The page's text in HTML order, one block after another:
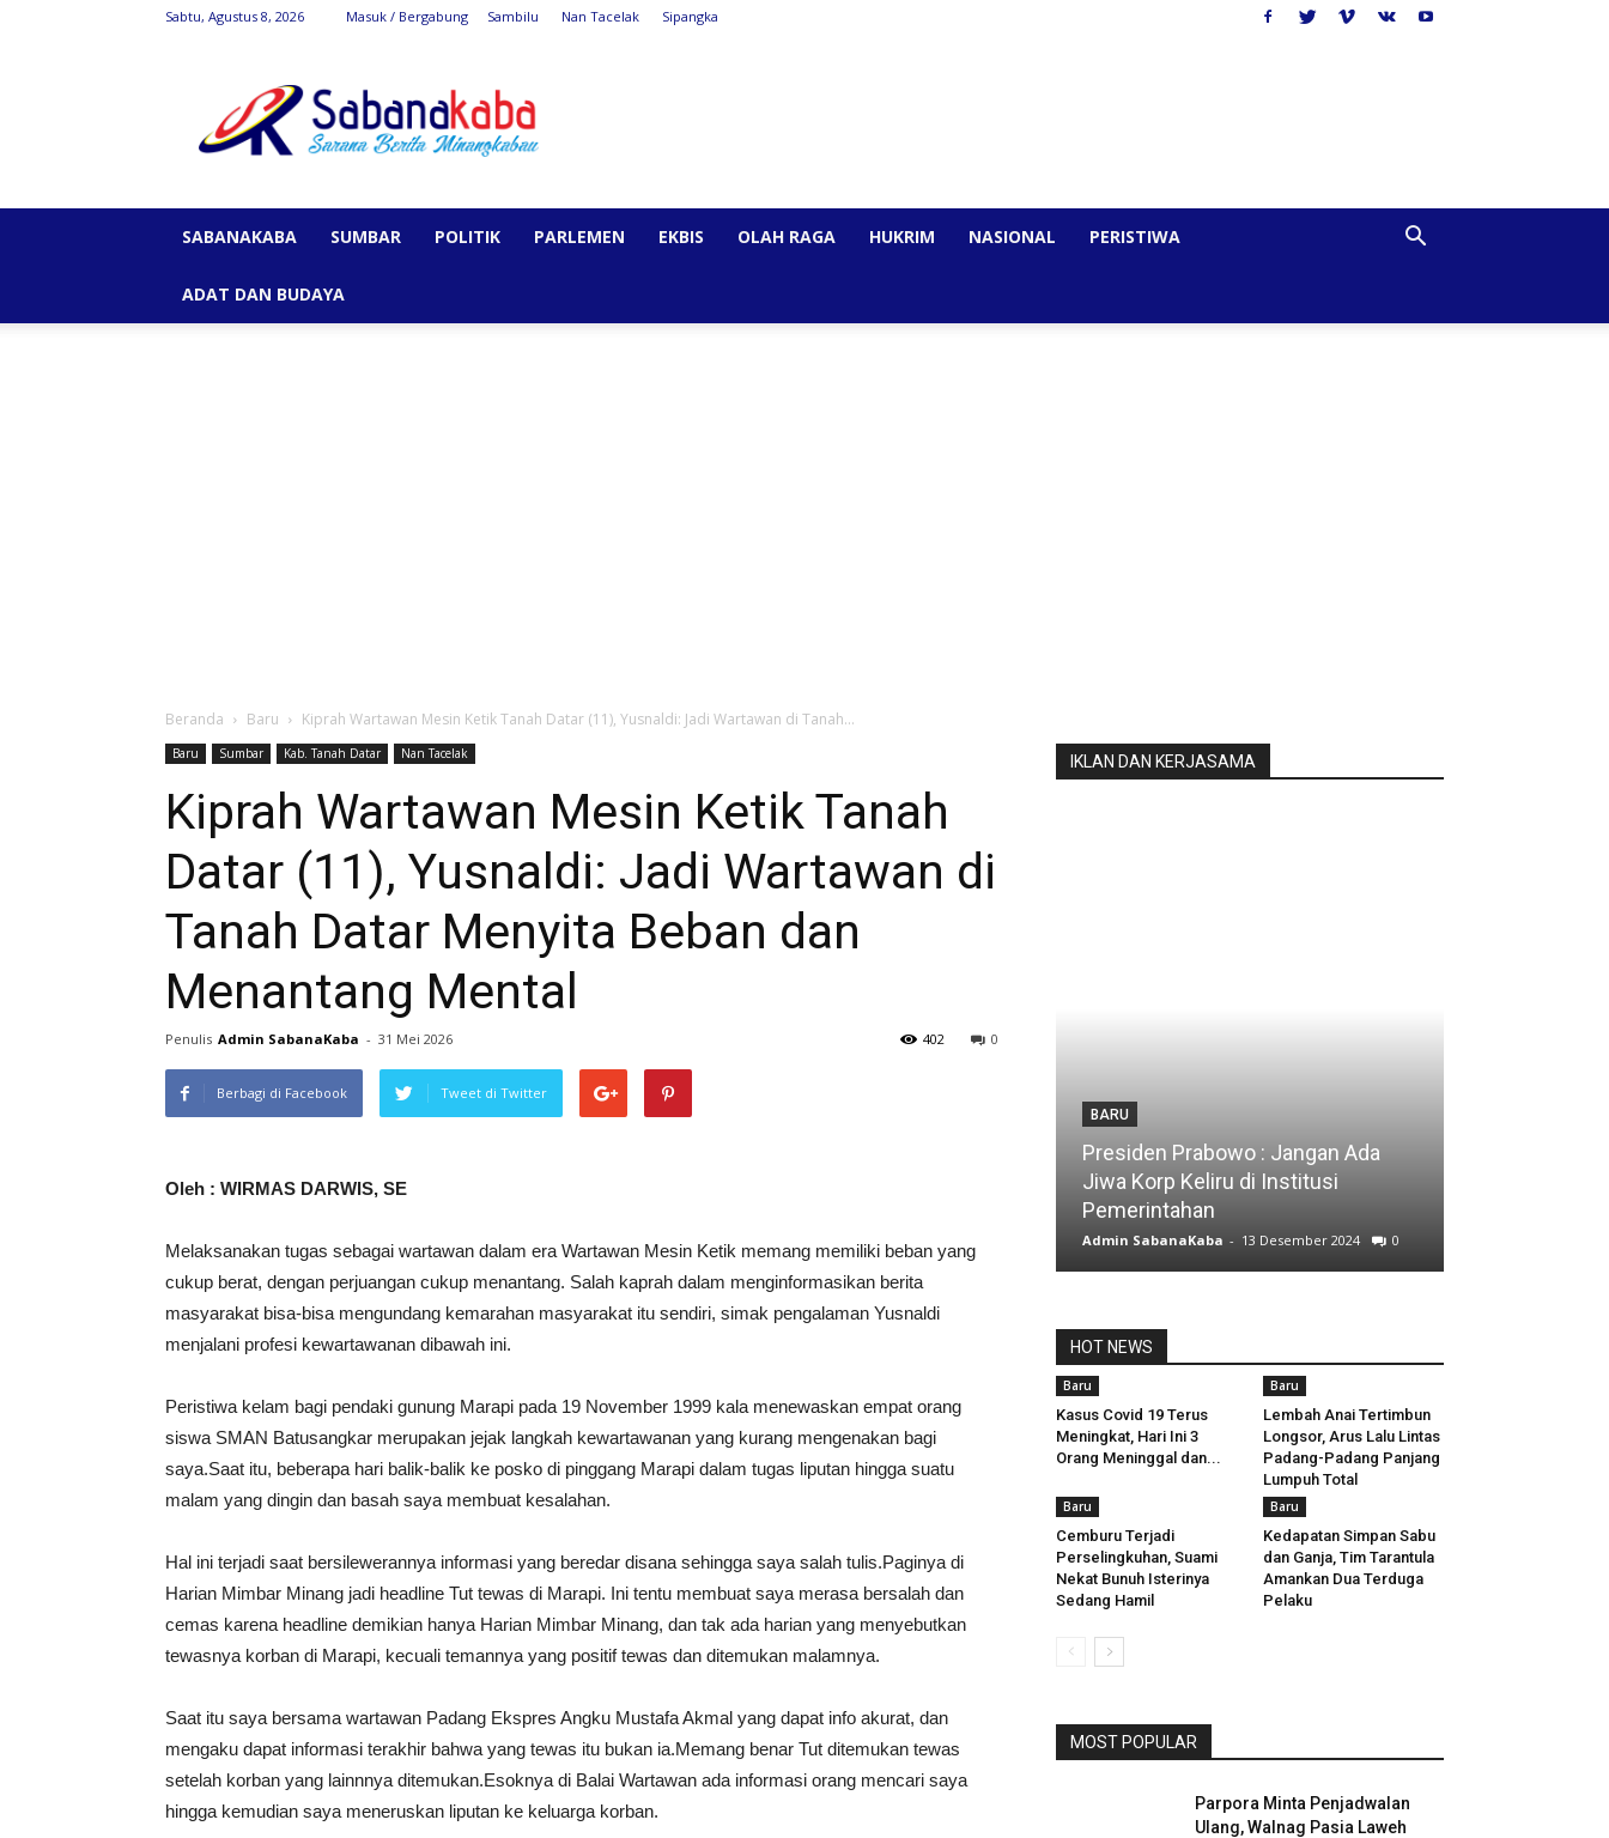
Sabtu, Agustus 8, 2026 Masuk / Bergabung Sambilu Nan Tacelak Sipangka
SABANAKABA SUMBAR POLITIK PARLEMEN EKBIS OLAH RAGA HUKRIM NASIONAL PERISTIWA
ADAT DAN BUDAYA
Beranda Baru Kiprah Wartawan Mesin Ketik Tanah Datar (11), Yusnaldi: Jadi Wartawan di Tanah...
Baru Sumbar Kab. Tanah Datar Nan Tacelak
Kiprah Wartawan Mesin Ketik Tanah
Datar (11), Yusnaldi: Jadi Wartawan di
Tanah Datar Menyita Beban dan
Menantang Mental
Penulis Admin SabanaKaba - 31 Mei 2026 0
402
Berbagi di Facebook Tweet di Twitter
Oleh : WIRMAS DARWIS, SE
Melaksanakan tugas sebagai wartawan dalam era Wartawan Mesin Ketik memang memiliki beban yang
cukup berat, dengan perjuangan cukup menantang. Salah kaprah dalam menginformasikan berita
masyarakat bisa-bisa mengundang kemarahan masyarakat itu sendiri, simak pengalaman Yusnaldi
menjalani profesi kewartawanan dibawah ini.
Peristiwa kelam bagi pendaki gunung Marapi pada 19 November 1999 kala menewaskan empat orang
siswa SMAN Batusangkar merupakan jejak langkah kewartawanan yang kurang mengenakan bagi
saya.Saat itu, beberapa hari balik-balik ke posko di pinggang Marapi dalam tugas liputan hingga suatu
malam yang dingin dan basah saya membuat kesalahan.
Hal ini terjadi saat bersilewerannya informasi yang beredar disana sehingga saya salah tulis.Paginya di
Harian Mimbar Minang jadi headline Tut tewas di Marapi. Ini tentu membuat saya merasa bersalah dan
cemas karena headline demikian hanya Harian Mimbar Minang, dan tak ada harian yang menyebutkan
tewasnya korban di Marapi, kecuali temannya yang positif tewas dan ditemukan malamnya.
Saat itu saya bersama wartawan Padang Ekspres Angku Mustafa Akmal yang dapat info akurat, dan
mengaku dapat informasi terakhir bahwa yang tewas itu bukan ia.Memang benar Tut ditemukan tewas
setelah korban yang lainnnya ditemukan.Esoknya di Balai Wartawan ada informasi orang mencari saya
hingga kemudian saya meneruskan liputan ke keluarga korban.
IKLAN DAN KERJASAMA
BARU
Presiden Prabowo : Jangan Ada
Jiwa Korp Keliru di Institusi
Pemerintahan
Admin SabanaKaba - 13 Desember 2024 0
HOT NEWS
Baru
Kasus Covid 19 Terus
Meningkat, Hari Ini 3
Orang Meninggal dan...
Baru
Lembah Anai Tertimbun
Longsor, Arus Lalu Lintas
Padang-Padang Panjang
Lumpuh Total
Baru
Cemburu Terjadi
Perselingkuhan, Suami
Nekat Bunuh Isterinya
Sedang Hamil
Baru
Kedapatan Simpan Sabu
dan Ganja, Tim Tarantula
Amankan Dua Terduga
Pelaku
MOST POPULAR
Parpora Minta Penjadwalan
Ulang, Walnag Pasia Laweh